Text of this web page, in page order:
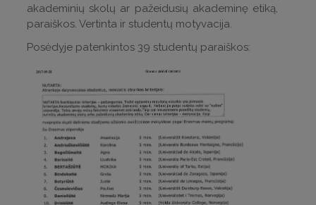
akademinių skolų ar pažeidusių akademinę etiką,
paraiškos. Vertinta ir studentų motyvacija.
Posėdyje patenkintos 39 studentų paraiškos: